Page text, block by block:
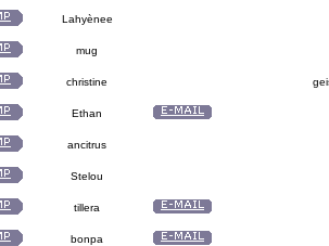
Lahyènee
mug
christine
Ethan
ancitrus
Stelou
tillera
bonpa